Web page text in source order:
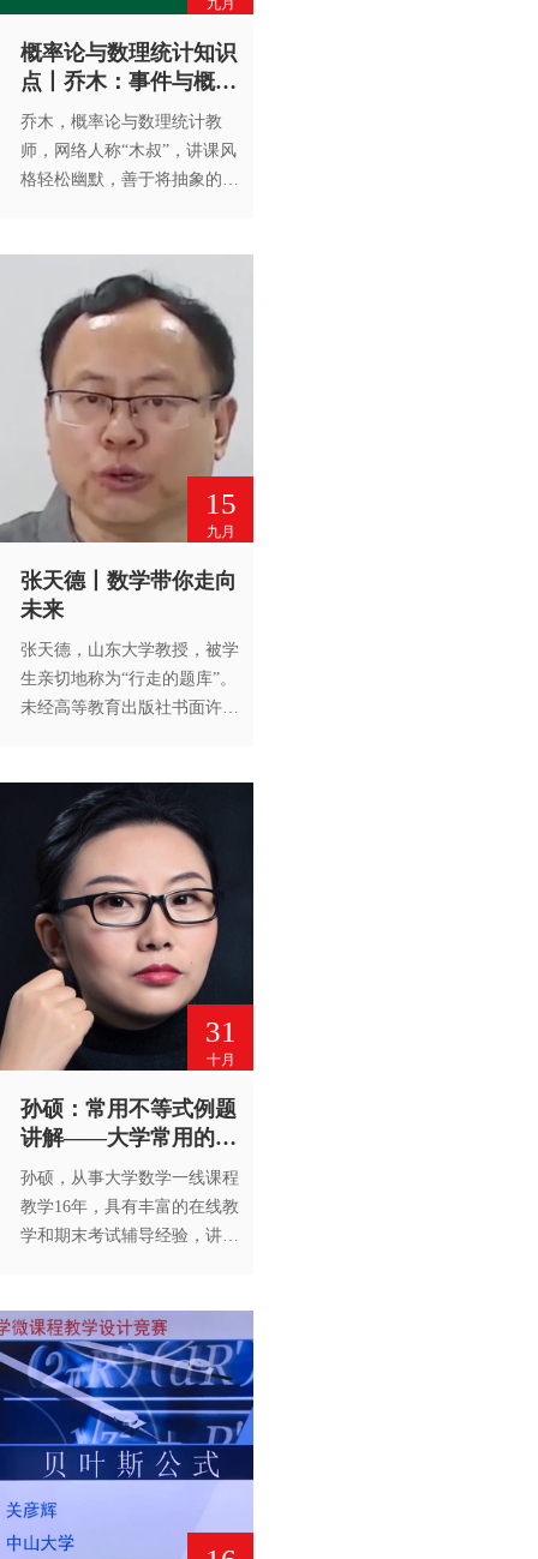
概率论与数理统计知识
点丨乔木：事件与概率
的运算
乔木，概率论与数理统计教
师，网络人称“木叔”，讲课风
格轻松幽默，善于将抽象的内
概率的运算。未经高等教育出
版社书面许可，谢绝转载。
15
九月
张天德丨数学带你走向
未来
张天德，山东大学教授，被学
生亲切地称为“行走的题库”。
未经高等教育出版社书面许
31
十月
孙硕：常用不等式例题
讲解——大学常用的数
学公式
孙硕，从事大学数学一线课程
教学16年，具有丰富的在线教
学和期末考试辅导经验，讲课
教育出版社书面许可，谢绝转
载。